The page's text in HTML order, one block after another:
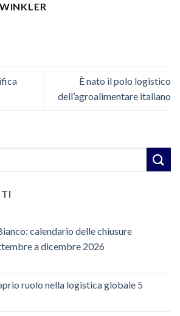
È nato il polo logistico
dell’agroalimentare italiano
calendario delle chiusure
a dicembre 2026
ruolo nella logistica globale 5